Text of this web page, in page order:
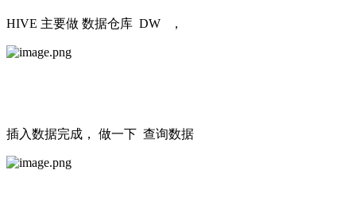
HIVE 主要做 数据仓库 DW ，
插入数据完成， 做一下 查询数据